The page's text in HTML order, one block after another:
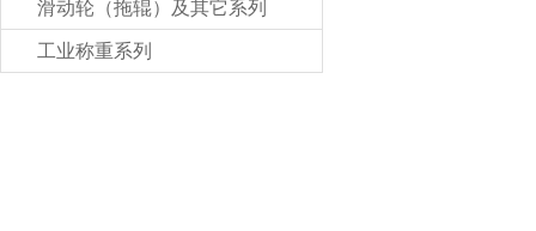
滑动轮（拖辊）及其它系列
工业称重系列